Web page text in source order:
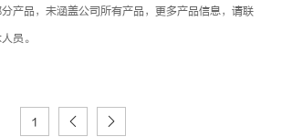
产品，未涵盖公司所有产品，更多产品信息，请联
员。
1